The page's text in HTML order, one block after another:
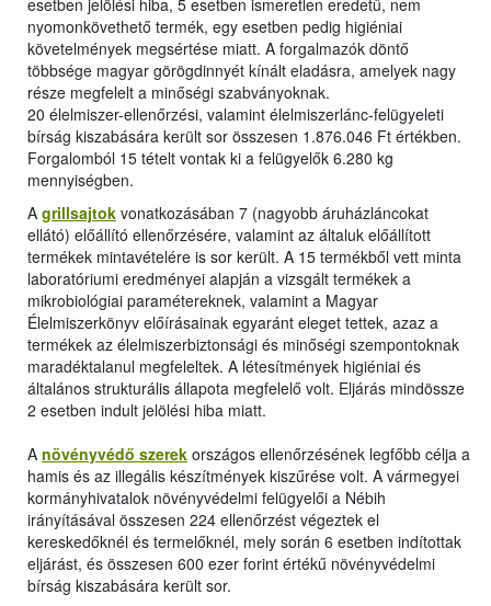
esetben jelölési hiba, 5 esetben ismeretlen eredetű, nem
nyomonkövethető termék, egy esetben pedig higiéniai
követelmények megsértése miatt. A forgalmazók döntő
többsége magyar görögdinnyét kínált eladásra, amelyek nagy
része megfelelt a minőségi szabványoknak.
20 élelmiszer-ellenőrzési, valamint élelmiszerlánc-felügyeleti
bírság kiszabására került sor összesen 1.876.046 Ft értékben.
Forgalomból 15 tételt vontak ki a felügyelők 6.280 kg
mennyiségben.
A grillsajtok vonatkozásában 7 (nagyobb áruházláncokat
ellátó) előállító ellenőrzésére, valamint az általuk előállított
termékek mintavételére is sor került. A 15 termékből vett minta
laboratóriumi eredményei alapján a vizsgált termékek a
mikrobiológiai paramétereknek, valamint a Magyar
Élelmiszerkönyv előírásainak egyaránt eleget tettek, azaz a
termékek az élelmiszerbiztonsági és minőségi szempontoknak
maradéktalanul megfeleltek. A létesítmények higiéniai és
általános strukturális állapota megfelelő volt. Eljárás mindössze
2 esetben indult jelölési hiba miatt.
A növényvédő szerek országos ellenőrzésének legfőbb célja a
hamis és az illegális készítmények kiszűrése volt. A vármegyei
kormányhivatalok növényvédelmi felügyelői a Nébih
irányításával összesen 224 ellenőrzést végeztek el
kereskedőknél és termelőknél, mely során 6 esetben indítottak
eljárást, és összesen 600 ezer forint értékű növényvédelmi
bírság kiszabására került sor.